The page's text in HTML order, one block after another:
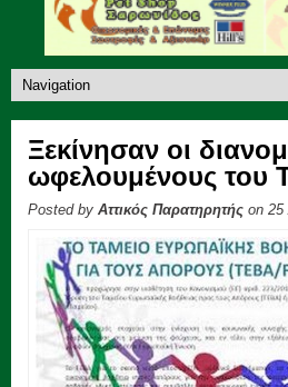
Ξεκίνησαν οι
ωφελουμένους του
Posted by Αττικός Παρατηρητής on 25